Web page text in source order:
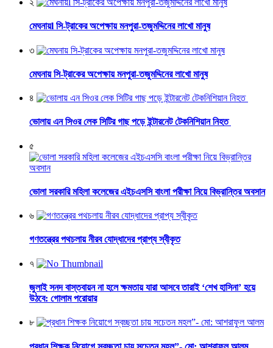
২
মেঘনায়l সি-ট্রাকের অপেক্ষায় মনপুরা-তজুমদ্দিনের লাখো মানুষ
৩
মেঘনায় সি-ট্রাকের অপেক্ষায় মনপুরা-তজুমদ্দিনের লাখো মানুষ
৪
ভোলায় এন সিওর লেক সিটির গাছ পড়ে ইন্টারনেট টেকনিশিয়ান নিহত
৫
ভোলা সরকারি মহিলা কলেজের এইচএসসি বাংলা পরীক্ষা নিয়ে বিভ্রান্তির অবসান
৬
গণতন্ত্রের পথচলায় নীরব যোদ্ধাদের প্রাপ্য স্বীকৃত
৭
জুলাই সনদ বাস্তবায়ন না হলে ক্ষমতায় যারা আসবে তারাই ‘শেখ হাসিনা’ হয়ে
উঠবে: গোলাম পরোয়ার
৮